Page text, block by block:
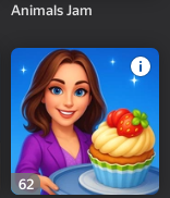
Animals Jam
62